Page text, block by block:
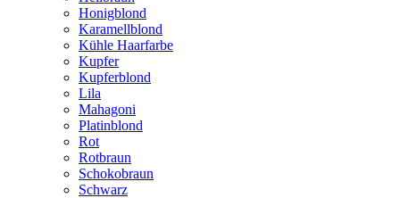
Honigblond
Karamellblond
Kühle Haarfarbe
Kupfer
Kupferblond
Lila
Mahagoni
Platinblond
Rot
Rotbraun
Schokobraun
Schwarz